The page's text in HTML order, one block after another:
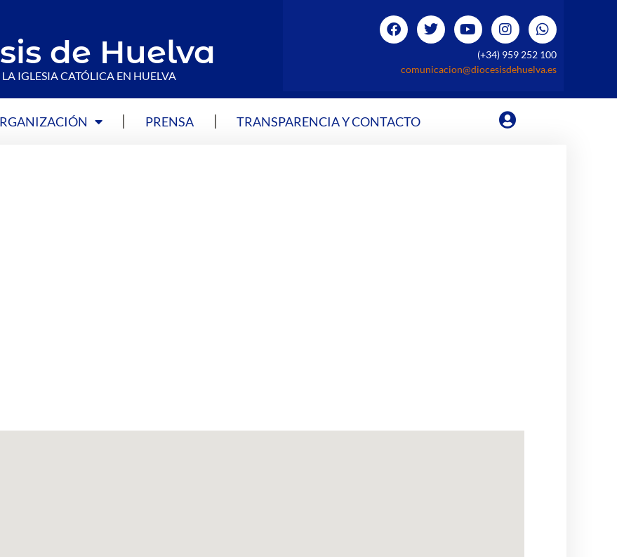
de Huelva
LA IGLESIA CATÓLICA EN HUELVA
(+34) 959 252 100
comunicacion@diocesisdehuelva.es
PRENSA TRANSPARENCIA Y CONTACTO